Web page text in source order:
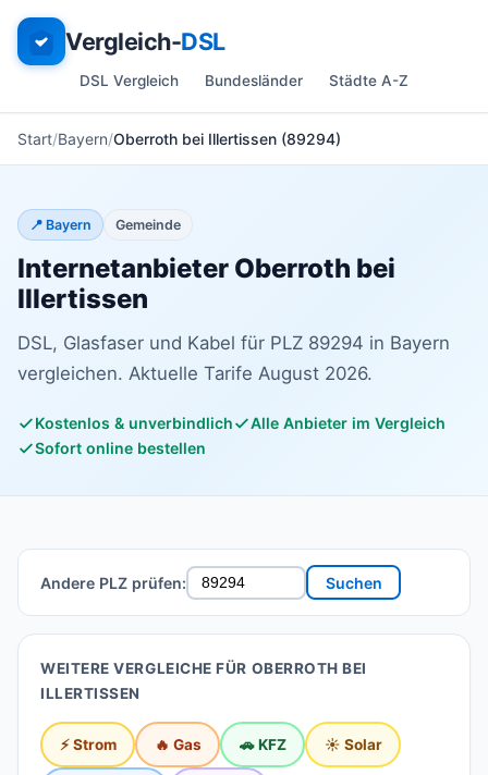
Vergleich-DSL
DSL Vergleich Bundesländer Städte A-Z
Start Bayern Oberroth bei Illertissen (89294)
📍 Bayern Gemeinde
Internetanbieter Oberroth bei
Illertissen
DSL, Glasfaser und Kabel für PLZ 89294 in Bayern
vergleichen. Aktuelle Tarife August 2026.
Kostenlos & unverbindlich
Alle Anbieter im Vergleich
Sofort online bestellen
Andere PLZ prüfen: Suchen
WEITERE VERGLEICHE FÜR OBERROTH BEI
ILLERTISSEN
⚡ Strom 🔥 Gas 🚗 KFZ ☀️ Solar